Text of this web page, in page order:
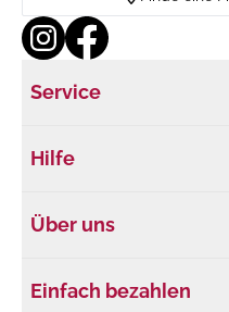
Service
Hilfe
Über uns
Einfach bezahlen